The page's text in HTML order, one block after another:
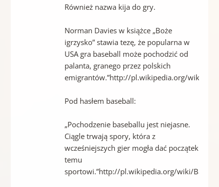
Również nazwa kija do gry.
Norman Davies w książce „Boże
igrzysko” stawia tezę, że popularna w
USA gra baseball może pochodzić od
palanta, granego przez polskich
emigrantów.”http://pl.wikipedia.org/wiki/
Pod hasłem baseball:
„Pochodzenie baseballu jest niejasne.
Ciągle trwają spory, która z
wcześniejszych gier mogła dać początek
temu
sportowi.”http://pl.wikipedia.org/wiki/